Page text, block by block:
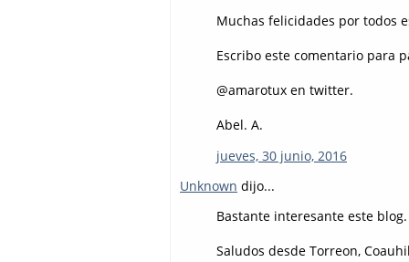
Muchas felicidades por todos
Escribo este comentario para
@amarotux en twitter.
Abel. A.
jueves, 30 junio, 2016
Unknown dijo...
Bastante interesante este
Saludos desde Torreon,